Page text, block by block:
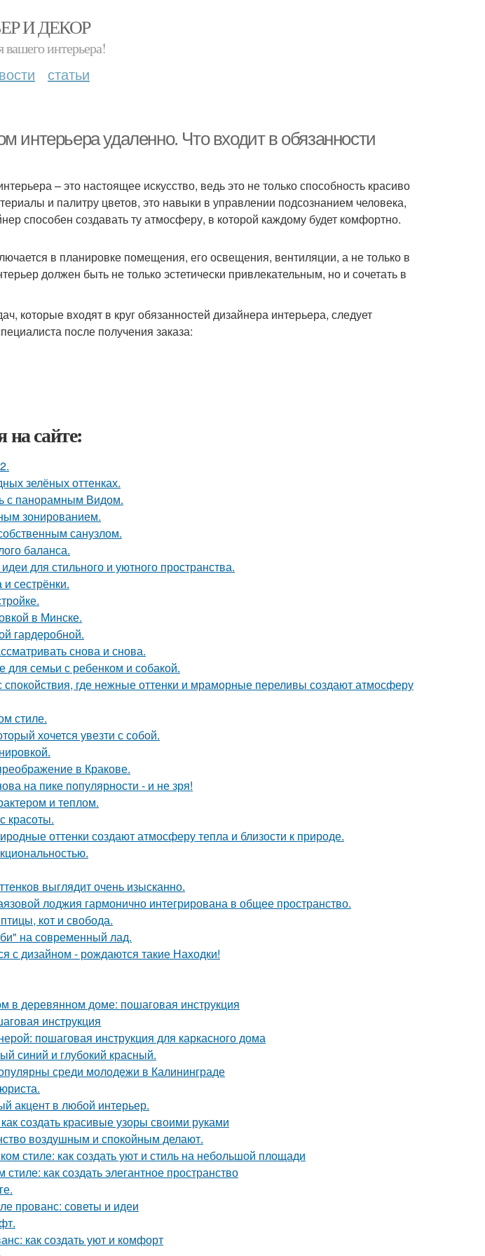
И ДЕКОР
вашего интерьера!
статьи
интерьера удаленно. Что входит в обязанности
– это настоящее искусство, ведь это не только способность красиво
и палитру цветов, это навыки в управлении подсознанием человека,
способен создавать ту атмосферу, в которой каждому будет комфортно.
в планировке помещения, его освещения, вентиляции, а не только в
должен быть не только эстетически привлекательным, но и сочетать в
которые входят в круг обязанностей дизайнера интерьера, следует
после получения заказа:
на сайте:
зелёных оттенках.
с панорамным Видом.
зонированием.
санузлом.
баланса.
для стильного и уютного пространства.
сестрёнки.
в Минске.
гардеробной.
снова и снова.
для семьи с ребенком и собакой.
где нежные оттенки и мраморные переливы создают атмосферу
стиле.
хочется увезти с собой.
в Кракове.
на пике популярности - и не зря!
и теплом.
красоты.
оттенки создают атмосферу тепла и близости к природе.
выглядит очень изысканно.
лоджия гармонично интегрирована в общее пространство.
кот и свобода.
на современный лад.
с дизайном - рождаются такие Находки!
в деревянном доме: пошаговая инструкция
инструкция
пошаговая инструкция для каркасного дома
синий и глубокий красный.
среди молодежи в Калининграде
акцент в любой интерьер.
создать красивые узоры своими руками
воздушным и спокойным делают.
стиле: как создать уют и стиль на небольшой площади
как создать элегантное пространство
прованс: советы и идеи
как создать уют и комфорт